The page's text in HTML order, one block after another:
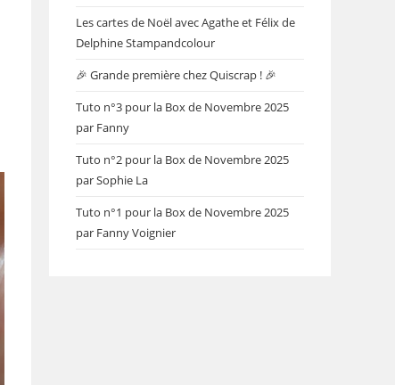
Les cartes de Noël avec Agathe et Félix de
Delphine Stampandcolour
🎉 Grande première chez Quiscrap ! 🎉
Tuto n°3 pour la Box de Novembre 2025
par Fanny
Tuto n°2 pour la Box de Novembre 2025
par Sophie La
Tuto n°1 pour la Box de Novembre 2025
par Fanny Voignier